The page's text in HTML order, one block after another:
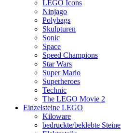
LEGO Icons
Ninjago
Polybags
Skulpturen
Sonic
Space
Speed Champions
Star Wars
Super Mario
Superheroes
Technic
The LEGO Movie 2
Einzelsteine LEGO
Kiloware
bedruckte/beklebte Steine